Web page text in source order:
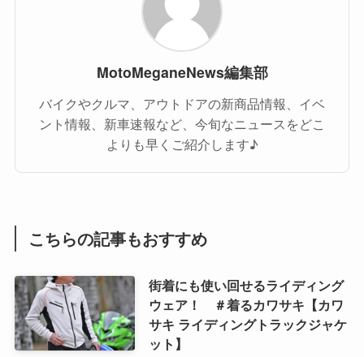
MotoMeganeNews編集部
バイクやクルマ、アウトドアの新商品情報、イベ
ント情報、新車速報など、今旬なニュースをどこ
よりも早くご紹介します♪
こちらの記事もおすすめ
街着にも使い回せるライディング
ウェア！ ＃着るカワサキ【カワ
サキ ライディングトラックジャケ
ット】